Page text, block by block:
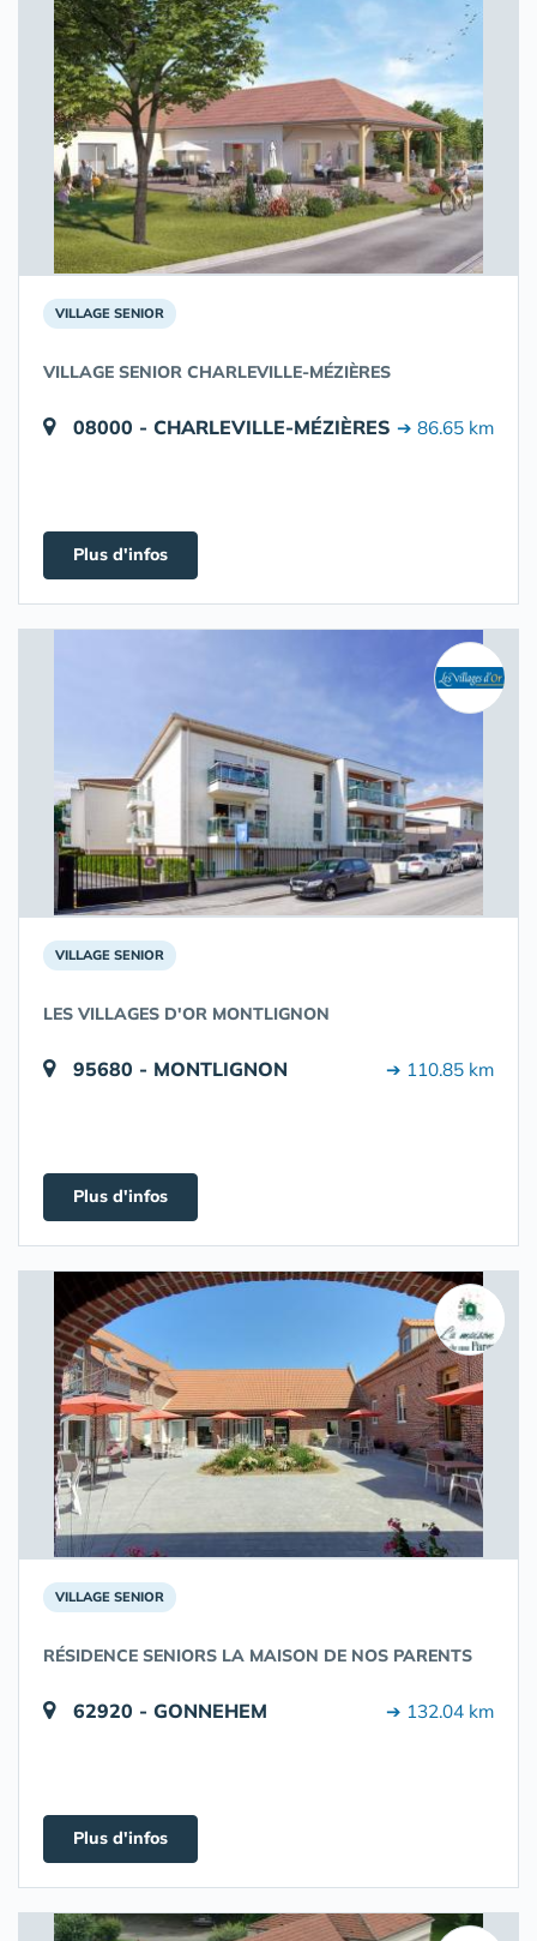
VILLAGE SENIOR
VILLAGE SENIOR CHARLEVILLE-MÉZIÈRES
08000 - CHARLEVILLE-MÉZIÈRES ➔ 86.65 km
Plus d'infos
VILLAGE SENIOR
LES VILLAGES D'OR MONTLIGNON
95680 - MONTLIGNON ➔ 110.85 km
Plus d'infos
VILLAGE SENIOR
RÉSIDENCE SENIORS LA MAISON DE NOS PARENTS
62920 - GONNEHEM ➔ 132.04 km
Plus d'infos